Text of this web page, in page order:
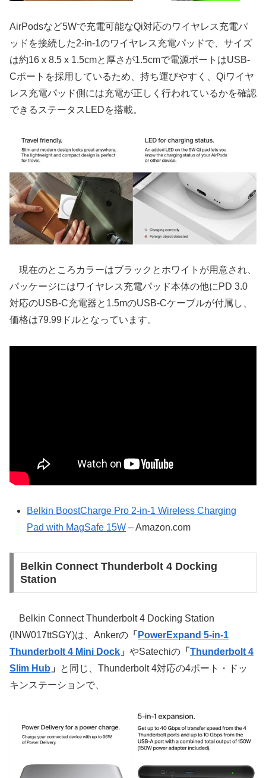
AirPodsなど5Wで充電可能なQi対応のワイヤレス充電パ
ッドを接続した2-in-1のワイヤレス充電パッドで、サイズ
は約16 x 8.5 x 1.5cmと厚さが1.5cmで電源ポートはUSB-
Cポートを採用しているため、持ち運びやすく、Qiワイヤ
レス充電パッド側には充電が正しく行われているかを確認
できるステータスLEDを搭載。
現在のところカラーはブラックとホワイトが用意され、
パッケージにはワイヤレス充電パッド本体の他にPD 3.0
対応のUSB-C充電器と1.5mのUSB-Cケーブルが付属し、
価格は79.99ドルとなっています。
Belkin BoostCharge Pro 2-in-1 Wireless Charging
Pad with MagSafe 15W – Amazon.com
Belkin Connect Thunderbolt 4 Docking
Station
Belkin Connect Thunderbolt 4 Docking Station
(INW017ttSGY)は、Ankerの 「 PowerExpand 5-in-1
Thunderbolt 4 Mini Dock 」 やSatechiの 「 Thunderbolt 4
Slim Hub 」
と同じ、Thunderbolt 4対応の4ポート・ドッ
キンステーションで、